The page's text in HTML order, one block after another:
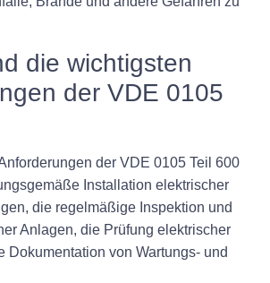
die wichtigsten
der VDE 0105
der VDE 0105 Teil 600
Installation elektrischer
die regelmäßige Inspektion und
Anlagen, die Prüfung elektrischer
Dokumentation von Wartungs- und